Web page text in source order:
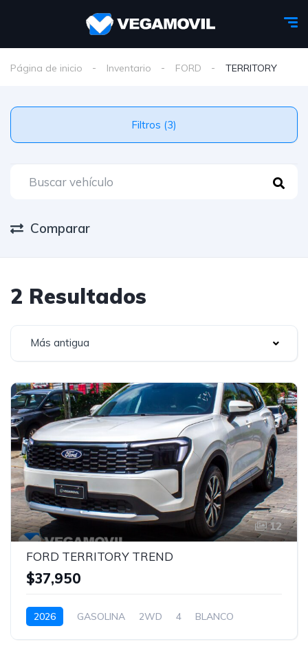
Página de inicio Inventario FORD TERRITORY
Filtros (3)
Comparar
2 Resultados
Más antigua
12
FORD TERRITORY TREND
$37,950
2026 GASOLINA 2WD 4 BLANCO